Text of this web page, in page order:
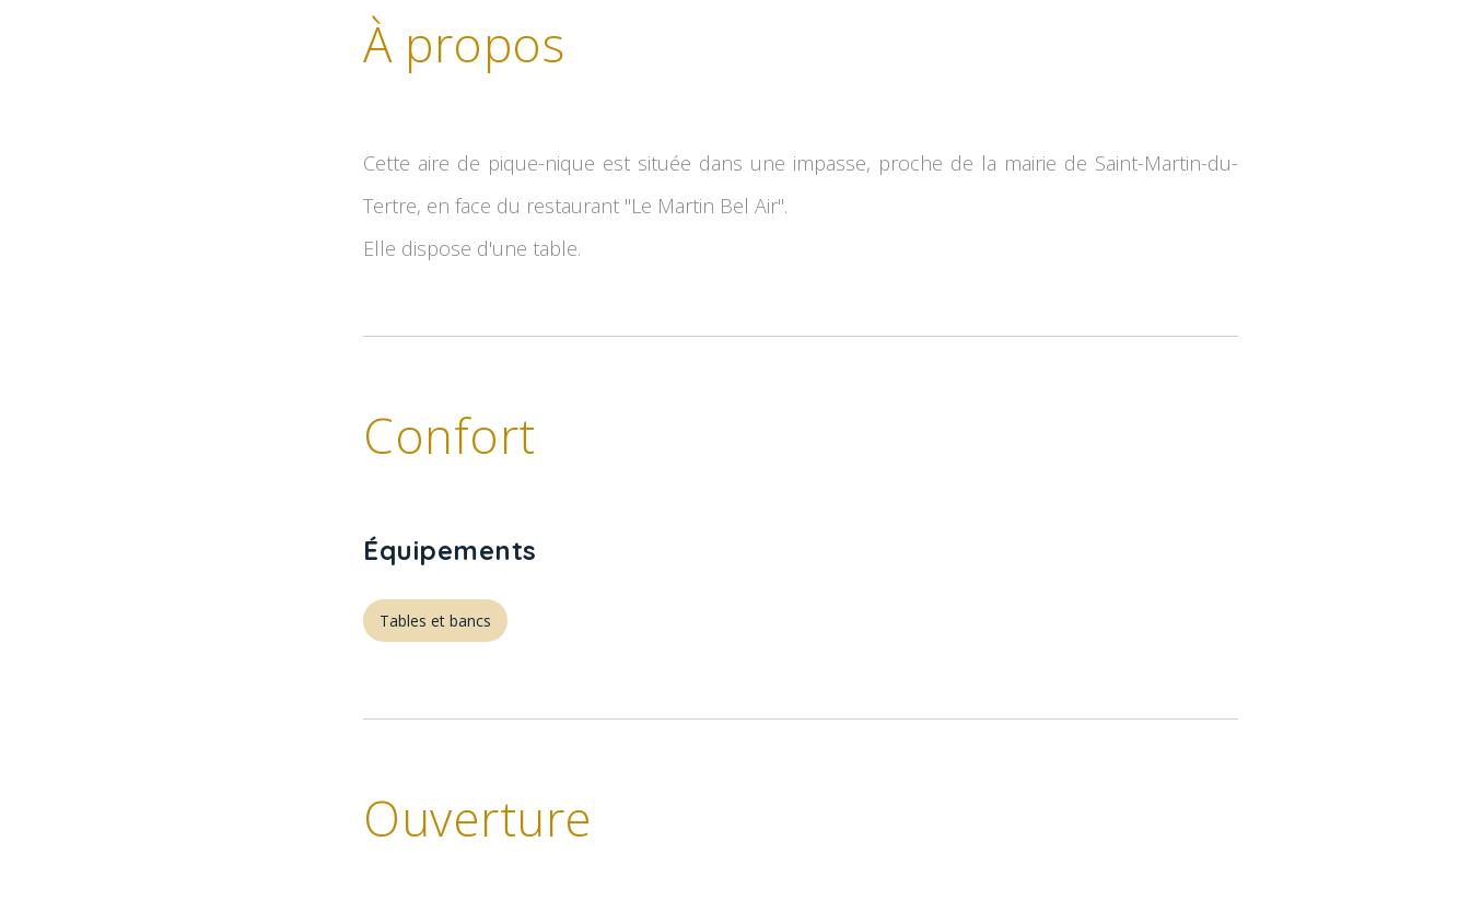
À propos
Cette aire de pique-nique est située dans une impasse, proche de la mairie de Saint-Martin-du-
Tertre, en face du restaurant "Le Martin Bel Air".
Elle dispose d'une table.
Confort
Équipements
Tables et bancs
Ouverture